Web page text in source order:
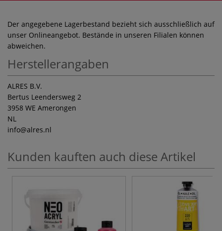
Der angegebene Lagerbestand bezieht sich ausschließlich auf
unser Onlineangebot. Bestände in unseren Filialen können
abweichen.
Herstellerangaben
ALRES B.V.
Bertus Leendersweg 2
3958 WE Amerongen
NL
info@alres.nl
Kunden kauften auch diese Artikel